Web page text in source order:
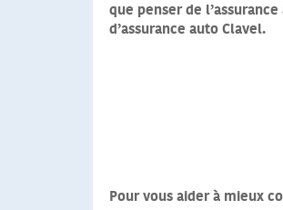
que penser de
d’assurance auto Clavel.
Pour vous aider à mieux